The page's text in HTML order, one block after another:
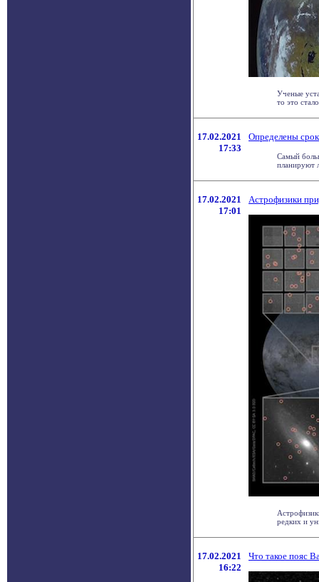
Ученые
то это
17.02.2021
17:33
Определены
Самый
планируют
17.02.2021
17:01
Астрофизики
редких и
17.02.2021
16:22
Что такое пояс